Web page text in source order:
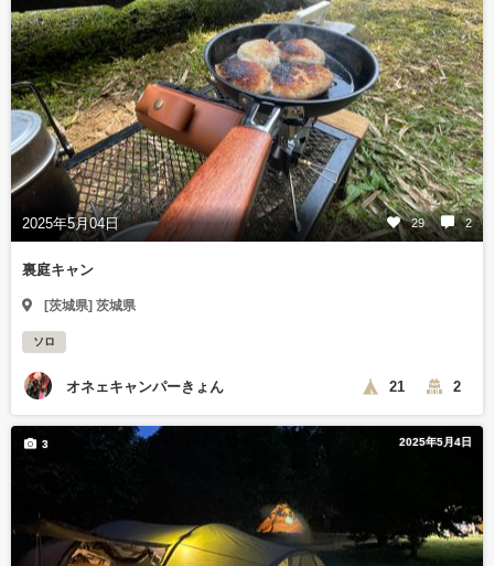
2025年5月04日 29 2
裏庭キャン
[茨城県] 茨城県
ソロ
オネェキャンパーきょん 21 2
2025年5月4日
3